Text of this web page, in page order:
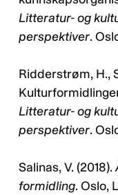
Litteratur- og
perspektiver.
Ridderstrøm, H.,
Litteratur- og
perspektiver.
Salinas, V. (2018).
formidling. Oslo,